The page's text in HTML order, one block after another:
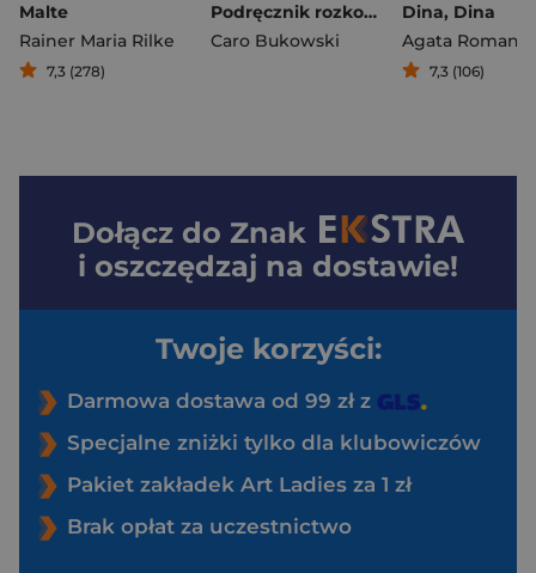
Malte
Rainer Maria Rilke
7,3 (278)
Podręcznik rozkoszy. czyli jak obudzić ciało i zmysły
Caro Bukowski
Dina, Dina
Agata
7,3 (106)
Dołącz do Znak
i oszczędzaj na dostawie!
Twoje korzyści:
Darmowa dostawa od 99 zł z
Specjalne zniżki tylko dla klubowiczów
Pakiet zakładek Art Ladies za 1 zł
Brak opłat za uczestnictwo